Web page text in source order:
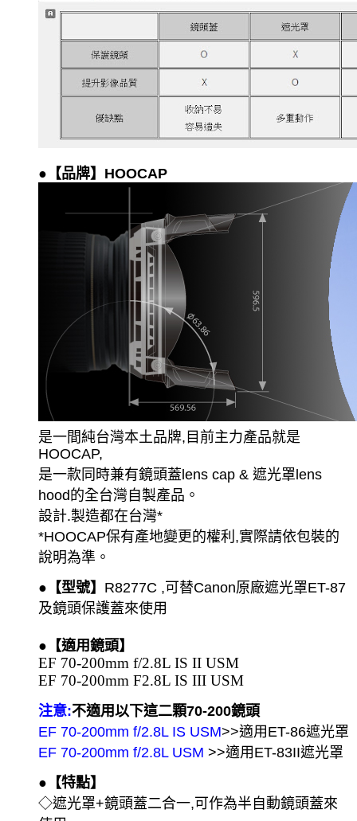
●【品牌】HOOCAP
是一間純台灣本土品牌,目前主力產品就是
HOOCAP,
是一款同時兼有鏡頭蓋lens cap & 遮光罩lens
hood的全台灣自製產品。
設計.製造都在台灣*
*HOOCAP保有產地變更的權利,實際請依包裝的
說明為準。
●【型號】 R8277C ,可替Canon原廠遮光罩ET-87
及鏡頭保護蓋來使用
●【適用鏡頭】
EF 70-200mm f/2.8L IS II USM
EF 70-200mm F2.8L IS III USM
注意:不適用以下這二顆70-200鏡頭
EF 70-200mm f/2.8L IS USM>>適用ET-86遮光罩
EF 70-200mm f/2.8L USM >>適用ET-83II遮光罩
●【特點】
◇遮光罩+鏡頭蓋二合一,可作為半自動鏡頭蓋來